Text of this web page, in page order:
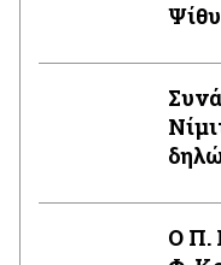
Νίμιτς στον
Ο Π.